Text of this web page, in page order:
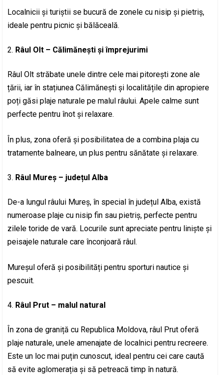
Localnicii și turiștii se bucură de zonele cu nisip și pietriș,
ideale pentru picnic și bălăceală.
Râul Olt – Călimănești și împrejurimi
Râul Olt străbate unele dintre cele mai pitorești zone ale
țării, iar în stațiunea Călimănești și localitățile din apropiere
poți găsi plaje naturale pe malul râului. Apele calme sunt
perfecte pentru înot și relaxare.
În plus, zona oferă și posibilitatea de a combina plaja cu
tratamente balneare, un plus pentru sănătate și relaxare.
Râul Mureș – județul Alba
De-a lungul râului Mureș, în special în județul Alba, există
numeroase plaje cu nisip fin sau pietriș, perfecte pentru
zilele toride de vară. Locurile sunt apreciate pentru liniște și
peisajele naturale care înconjoară râul.
Mureșul oferă și posibilități pentru sporturi nautice și
pescuit.
Râul Prut – malul natural
În zona de graniță cu Republica Moldova, râul Prut oferă
plaje naturale, unele amenajate de localnici pentru recreere.
Este un loc mai puțin cunoscut, ideal pentru cei care caută
să evite aglomerația și să petreacă timp în natură.